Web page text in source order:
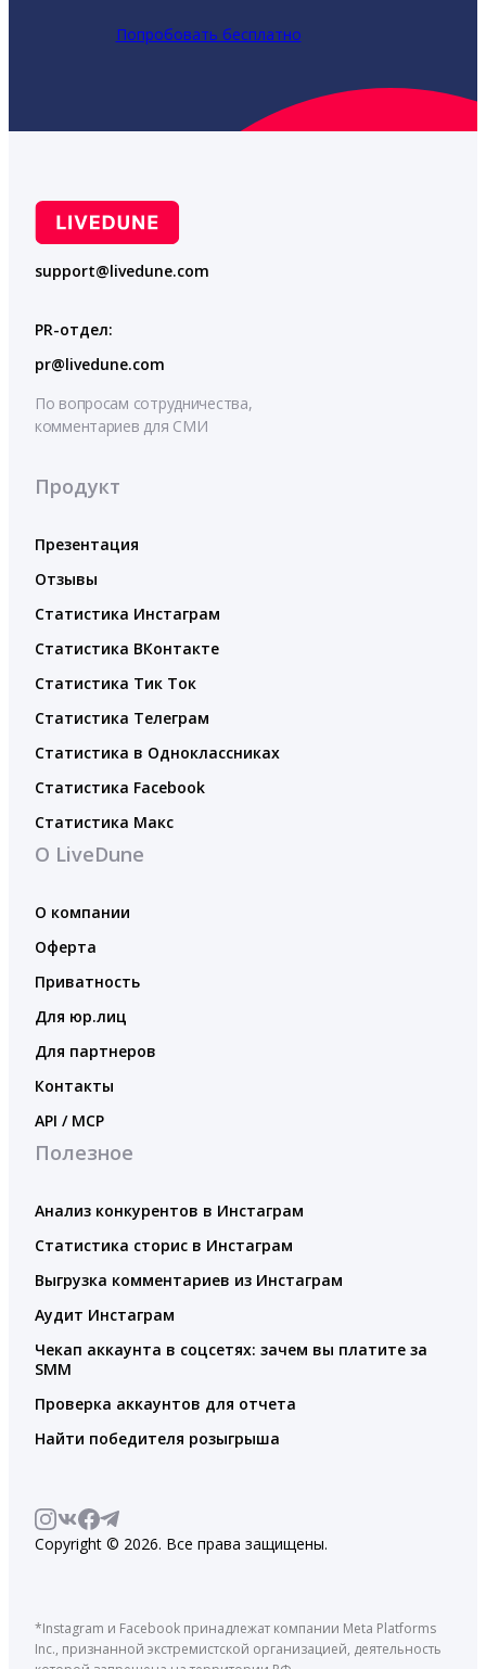
Попробовать бесплатно
support@livedune.com
PR-отдел:
pr@livedune.com
По вопросам сотрудничества,
комментариев для СМИ
Продукт
Презентация
Отзывы
Статистика Инстаграм
Статистика ВКонтакте
Статистика Тик Ток
Статистика Телеграм
Статистика в Одноклассниках
Статистика Facebook
Статистика Макс
О LiveDune
О компании
Оферта
Приватность
Для юр.лиц
Для партнеров
Контакты
API / MCP
Полезное
Анализ конкурентов в Инстаграм
Статистика сторис в Инстаграм
Выгрузка комментариев из Инстаграм
Аудит Инстаграм
Чекап аккаунта в соцсетях: зачем вы платите за
SMM
Проверка аккаунтов для отчета
Найти победителя розыгрыша
Copyright © 2026. Все права защищены.
*Instagram и Facebook принадлежат компании Meta Platforms
Inc., признанной экстремистской организацией, деятельность